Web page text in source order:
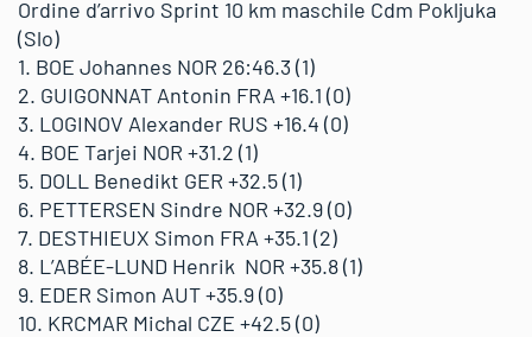
Ordine d’arrivo Sprint 10 km maschile Cdm Pokljuka
(Slo)
1. BOE Johannes NOR 26:46.3 (1)
2. GUIGONNAT Antonin FRA +16.1 (0)
3. LOGINOV Alexander RUS +16.4 (0)
4. BOE Tarjei NOR +31.2 (1)
5. DOLL Benedikt GER +32.5 (1)
6. PETTERSEN Sindre NOR +32.9 (0)
7. DESTHIEUX Simon FRA +35.1 (2)
8. L’ABÉE-LUND Henrik NOR +35.8 (1)
9. EDER Simon AUT +35.9 (0)
10. KRCMAR Michal CZE +42.5 (0)